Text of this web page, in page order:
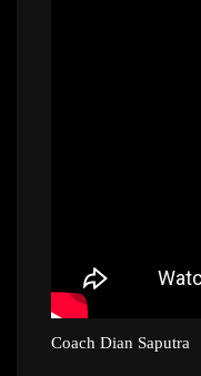
Coach Dian Saputra